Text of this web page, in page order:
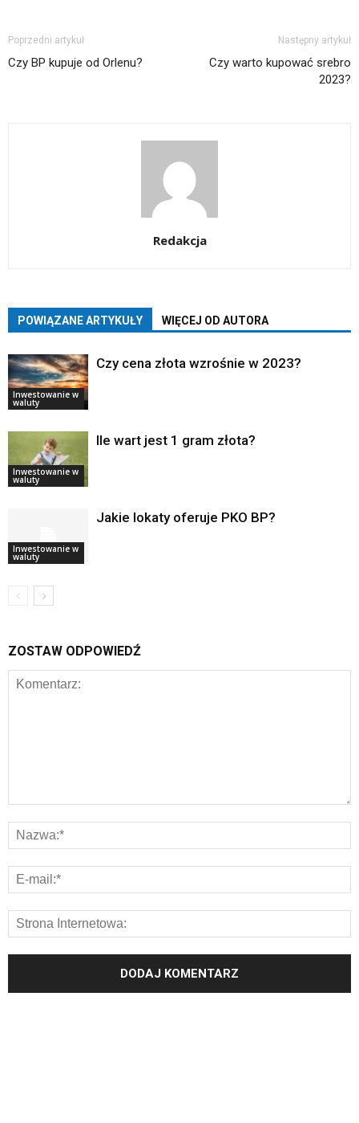
Poprzedni artykuł
Czy BP kupuje od Orlenu?
Następny artykuł
Czy warto kupować srebro
2023?
Redakcja
POWIĄZANE ARTYKUŁY WIĘCEJ OD AUTORA
Inwestowanie w
waluty
Czy cena złota wzrośnie w 2023?
Inwestowanie w
waluty
Ile wart jest 1 gram złota?
Inwestowanie w
waluty
Jakie lokaty oferuje PKO BP?
ZOSTAW ODPOWIEDŹ